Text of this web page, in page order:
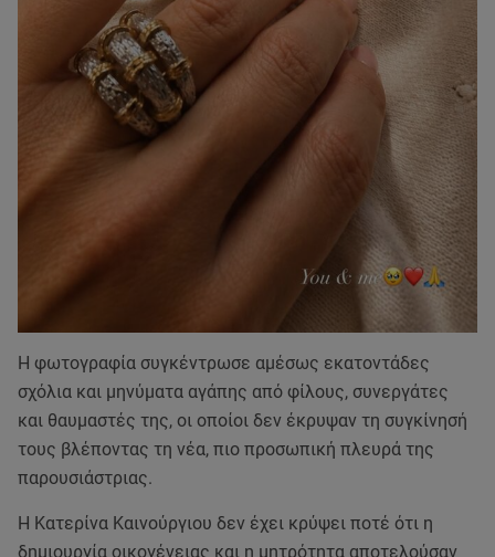
Η φωτογραφία συγκέντρωσε αμέσως εκατοντάδες
σχόλια και μηνύματα αγάπης από φίλους, συνεργάτες
και θαυμαστές της, οι οποίοι δεν έκρυψαν τη συγκίνησή
τους βλέποντας τη νέα, πιο προσωπική πλευρά της
παρουσιάστριας.
Η Κατερίνα Καινούργιου δεν έχει κρύψει ποτέ ότι η
δημιουργία οικογένειας και η μητρότητα αποτελούσαν